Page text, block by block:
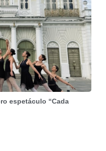
espetáculo “Cada